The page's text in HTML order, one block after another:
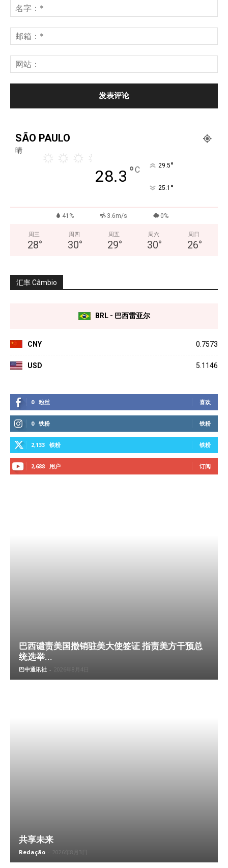
SÃO PAULO
晴
28.3 °C 29.5°
25.1 °
41% 3.6m/s 0%
周三
28°
周四
30°
周五
29°
周六
30°
周日
26°
汇率 Câmbio
BRL - 巴西雷亚尔
CNY 0.7573
USD 5.1146
0 粉丝 喜欢
0 铁粉 铁粉
2,133 铁粉 铁粉
2,688 用户 订阅
巴西谴责美国撤销驻美大使签证 指责美方干预总
统选举...
巴中通讯社 - 2026年8月4日
共享未来
Redação - 2026年8月3日